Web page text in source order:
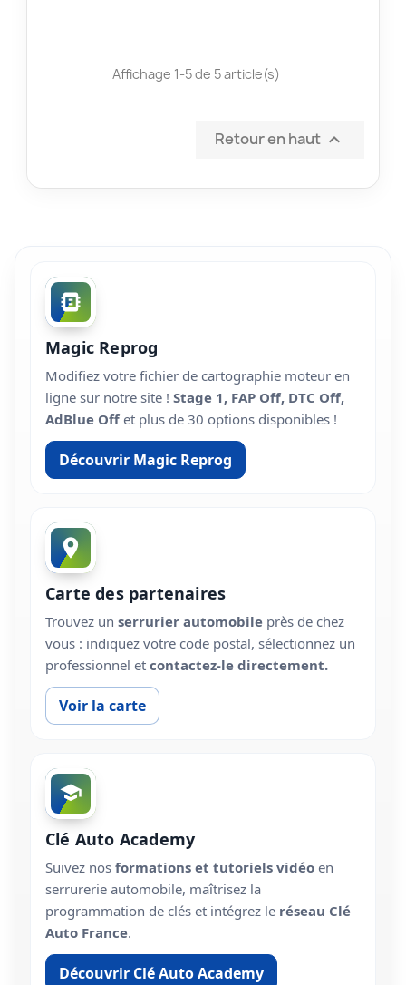
Affichage 1-5 de 5 article(s)
Retour en haut 
Magic Reprog
Modifiez votre fichier de cartographie moteur en
ligne sur notre site ! Stage 1, FAP Off, DTC Off,
AdBlue Off et plus de 30 options disponibles !
Découvrir Magic Reprog
Carte des partenaires
Trouvez un serrurier automobile près de chez
vous : indiquez votre code postal, sélectionnez un
professionnel et contactez-le directement.
Voir la carte
Clé Auto Academy
Suivez nos formations et tutoriels vidéo en
serrurerie automobile, maîtrisez la
programmation de clés et intégrez le réseau Clé
Auto France.
Découvrir Clé Auto Academy